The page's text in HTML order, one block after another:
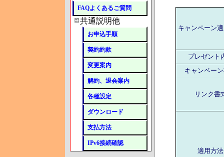
キャンペーン
プレゼント
キャンペー
リンク書
適用方法
FAQよくあるご質問
共通説明他
お申込手順
契約約款
変更案内
解約、退会案内
各種設定
ダウンロード
支払方法
IPv6接続確認